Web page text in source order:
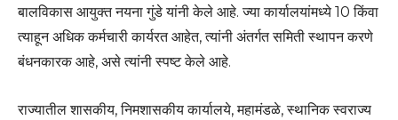
बालविकास आयुक्त नयना गुंडे यांनी केले आहे. ज्या कार्यालयांमध्ये 10 किंवा
त्याहून अधिक कर्मचारी कार्यरत आहेत, त्यांनी अंतर्गत समिती स्थापन करणे
बंधनकारक आहे, असे त्यांनी स्पष्ट केले आहे.
राज्यातील शासकीय, निमशासकीय कार्यालये, महामंडळे, स्थानिक स्वराज्य